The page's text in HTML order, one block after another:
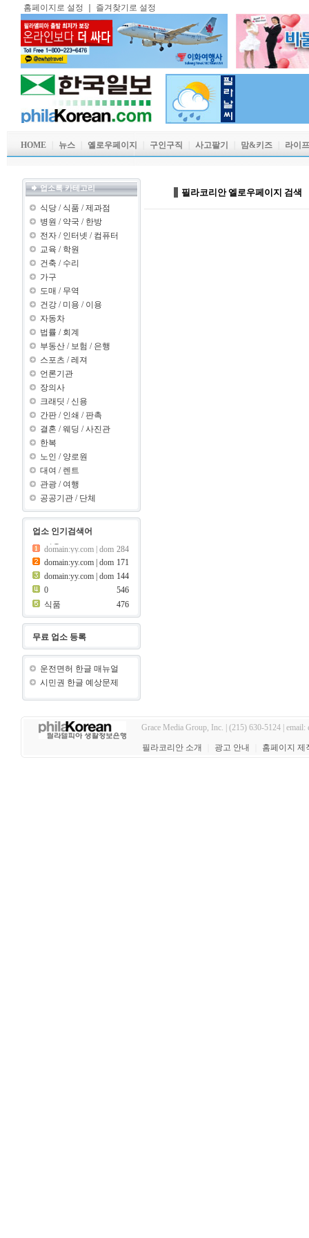
홈페이지로 설정 즐겨찾기로 설정
HOME 뉴스 옐로우페이지 구인구직 사고팔기 맘&키즈 라이
업소록 카테고리
식당 / 식품 /제과점
병원 / 약국 / 한방
전자 / 인터넷 / 컴퓨터
교육 / 학원
건축 / 수리
가구
도매 / 무역
건강 / 미용 / 이용
자동차
법률 / 회계
부동산 / 보험 / 은행
스포츠 /레져
언론기관
장의사
크래딧 / 신용
간판 / 인쇄 / 판촉
결혼 /웨딩 /사진관
한복
노인 / 양로원
대여 / 렌트
관광 / 여행
공공기관 / 단체
업소 인기검색어
이용
455
이용
455
간판
420
domain:yy.com | dom
ain:y ???..
171
08
보험
420
domain:yy.com | dom
ain:z ???..
144
69
크래딧
413
0 546
제과점 399
식품 476
무료 업소 등록
운전면허 한글 매뉴얼
시민권 한글 예상문제
필라코리안 엘로우페이지 검색
Grace Media Group, Inc. | (215) 630-5124 | email:
필라코리안 소개 광고 안내 홈페이지 제